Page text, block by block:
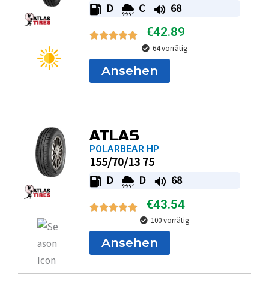
D C 68
€42.89
64 vorrätig
Ansehen
ATLAS
POLARBEAR HP
155/70/13 75
D D 68
€43.54
100 vorrätig
Ansehen